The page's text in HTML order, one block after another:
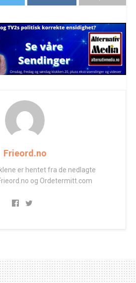
Frieord.no
er hentet fra de nedlagte
og Ordetermitt.com